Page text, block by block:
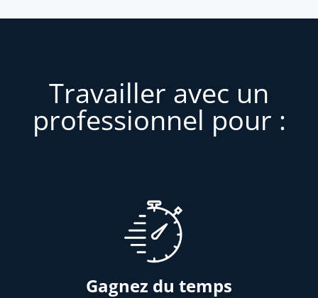
Travailler avec un
professionnel pour :
Gagnez du temps